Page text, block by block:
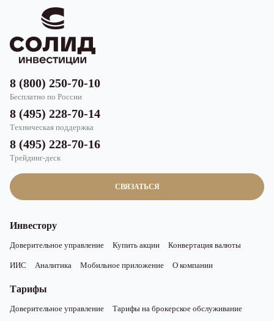
СВЯЗАТЬСЯ
8 (800) 250-70-10
Бесплатно по России
8 (495) 228-70-14
Техническая поддержка
8 (495) 228-70-16
Трейдинг-деск
Инвестору
Доверительное управление Купить акции Конвертация валюты
ИИС Аналитика Мобильное приложение О компании
Тарифы
Доверительное управление Тарифы на брокерское обслуживание